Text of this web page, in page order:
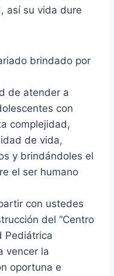
así su vida dure
brindado por
de atender a
con
complejidad,
de vida,
y brindándoles el
el ser humano
con ustedes
del “Centro
Pediátrica
vencer la
oportuna e